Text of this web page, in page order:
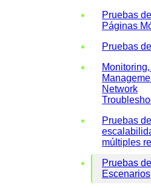
Pruebas
Páginas
Pruebas
Network
Pruebas de
múltiples
Pruebas
Escenarios